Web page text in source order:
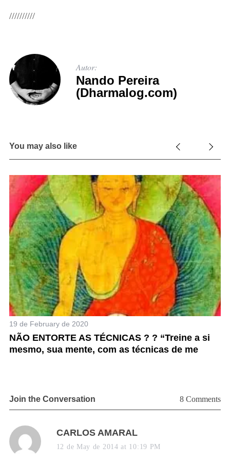
//////////
Autor:
Nando Pereira
(Dharmalog.com)
You may also like
19 de February de 2020
NÃO ENTORTE AS TÉCNICAS ? ? “Treine a si
mesmo, sua mente, com as técnicas de me
Join the Conversation 8 Comments
s
a
CARLOS AMARAL
12 de May de 2014 at 10:19 PM
a
r
c
h
f
o
r
: